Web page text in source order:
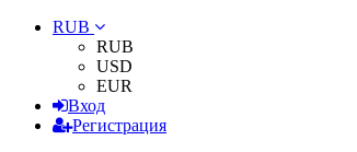
RUB
RUB
USD
EUR
Вход
Регистрация